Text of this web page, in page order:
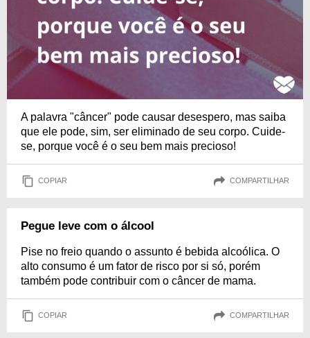
A palavra "câncer" pode causar desespero, mas saiba
que ele pode, sim, ser eliminado de seu corpo. Cuide-
se, porque você é o seu bem mais precioso!
COPIAR COMPARTILHAR
Pegue leve com o álcool
Pise no freio quando o assunto é bebida alcoólica. O
alto consumo é um fator de risco por si só, porém
também pode contribuir com o câncer de mama.
COPIAR COMPARTILHAR